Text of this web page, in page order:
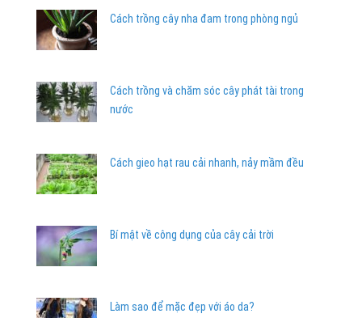
Cách trồng cây nha đam trong phòng ngủ
Cách trồng và chăm sóc cây phát tài trong
nước
Cách gieo hạt rau cải nhanh, nảy mầm đều
Bí mật về công dụng của cây cải trời
Làm sao để mặc đẹp với áo da?